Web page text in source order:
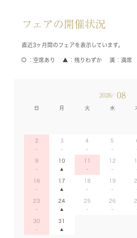
フェアの開催状況
直近3ヶ月間のフェアを表示しています。
空席あり 残りわずか 満席
2026/ 08
日 月 火 水
2 3 4 5
9 10 11 12
16 17 18 19
23 24 25 26
30 31